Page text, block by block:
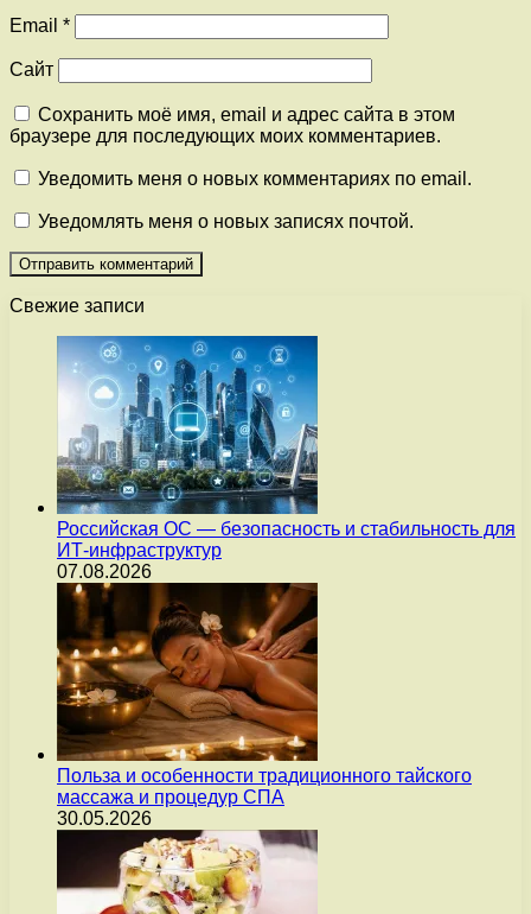
Email *
Сайт
Сохранить моё имя, email и адрес сайта в этом
браузере для последующих моих комментариев.
Уведомить меня о новых комментариях по email.
Уведомлять меня о новых записях почтой.
Свежие записи
Российская ОС — безопасность и стабильность для
ИТ-инфраструктур
07.08.2026
Польза и особенности традиционного тайского
массажа и процедур СПА
30.05.2026